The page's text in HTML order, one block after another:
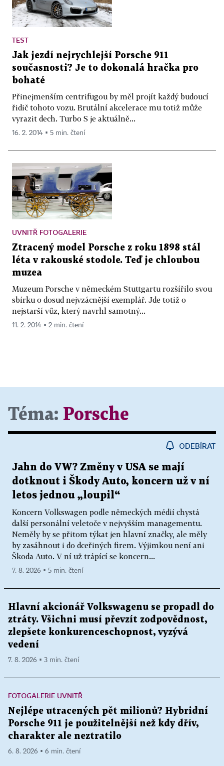
TEST
Jak jezdí nejrychlejší Porsche 911
současnosti? Je to dokonalá hračka pro
bohaté
Přinejmenším centrifugou by měl projít každý budoucí
řidič tohoto vozu. Brutální akcelerace mu totiž může
vyrazit dech. Turbo S je aktuálně...
16. 2. 2014 ▪ 5 min. čtení
UVNITŘ FOTOGALERIE
Ztracený model Porsche z roku 1898 stál
léta v rakouské stodole. Teď je chloubou
muzea
Muzeum Porsche v německém Stuttgartu rozšířilo svou
sbírku o dosud nejvzácnější exemplář. Jde totiž o
nejstarší vůz, který navrhl samotný...
11. 2. 2014 ▪ 2 min. čtení
Téma: Porsche
ODEBÍRAT
Jahn do VW? Změny v USA se mají
dotknout i Škody Auto, koncern už v ní
letos jednou „loupil“
Koncern Volkswagen podle německých médií chystá
další personální veletoče v nejvyšším managementu.
Neměly by se přitom týkat jen hlavní značky, ale měly
by zasáhnout i do dceřiných firem. Výjimkou není ani
Škoda Auto. V ní už trápící se koncern...
7. 8. 2026 ▪ 5 min. čtení
Hlavní akcionář Volkswagenu se propadl do
ztráty. Všichni musí převzít zodpovědnost,
zlepšete konkurenceschopnost, vyzývá
vedení
7. 8. 2026 ▪ 3 min. čtení
FOTOGALERIE UVNITŘ
Nejlépe utracených pět milionů? Hybridní
Porsche 911 je použitelnější než kdy dřív,
charakter ale neztratilo
6. 8. 2026 ▪ 6 min. čtení